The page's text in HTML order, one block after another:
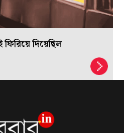
ফিরিয়ে দিয়েছিল